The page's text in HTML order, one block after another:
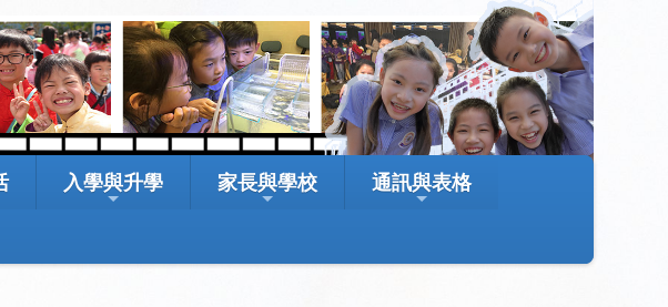
入學與升學 家長與學校 通訊與表格